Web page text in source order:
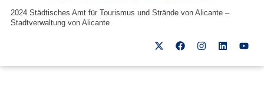
2024 Städtisches Amt für Tourismus und Strände von Alicante –
Stadtverwaltung von Alicante